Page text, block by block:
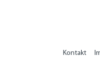
Kontakt